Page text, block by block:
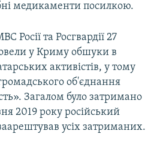
медикаменти посилкою.
Росії та Росгвардії 27
у Криму обшуки в
активістів, у тому
об'єднання
Загалом було затримано
2019 року російський
усіх затриманих.